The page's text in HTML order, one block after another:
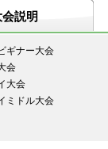
会説明
ギナー大会
会
大会
ミドル大会